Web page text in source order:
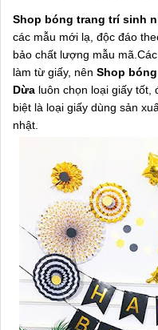
Shop bóng trang trí sinh
các mẫu mới lạ, độc đáo
bảo chất lượng mẫu
làm từ giấy, nên Shop
Dừa luôn chọn loại giấy tốt,
biệt là loại giấy dùng sản
nhật.